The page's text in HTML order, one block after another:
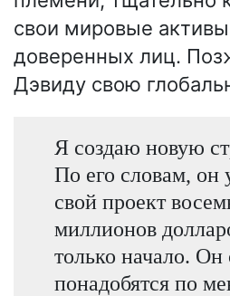
свои мировые
доверенных лиц.
Дэвиду свою
Я создаю новую
По его словам, он
свой проект
миллионов
только начало. Он
понадобятся по